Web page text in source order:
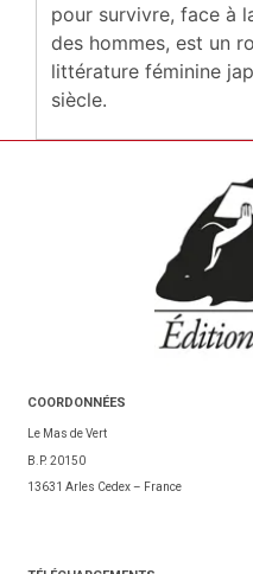
pour survivre, face à
des hommes, est un
littérature féminine
siècle.
COORDONNÉES
Le Mas de Vert
B.P. 20150
13631 Arles Cedex – France